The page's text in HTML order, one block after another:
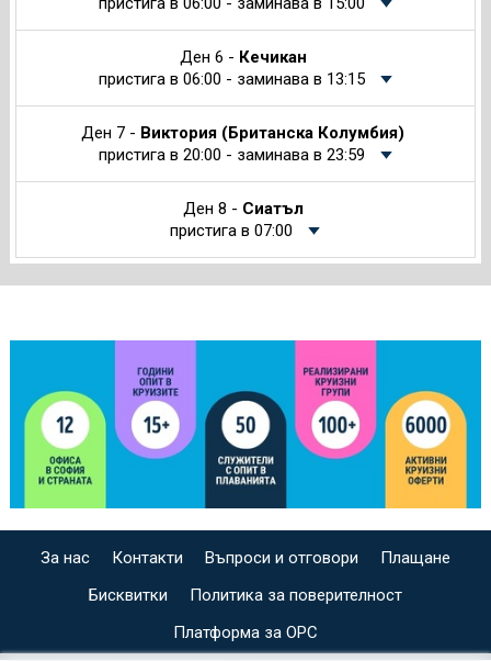
Ден 6 - Кечикан
пристига в 06:00 - заминава в 13:15
Ден 7 - Виктория (Британска Колумбия)
пристига в 20:00 - заминава в 23:59
Ден 8 - Сиатъл
пристига в 07:00
За нас Контакти Въпроси и отговори
Плащане
Бисквитки
Политика за поверителност
Платформа за ОРС